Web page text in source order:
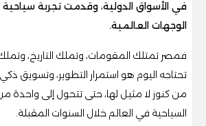
في الأسواق الدولية، وقدمت تجربة
الوجهات العالمية.
فمصر تمتلك المقومات، وتملك التاريخ،
تحتاجه اليوم هو استمرار التطوير، وتسويق
من كنوز لا مثيل لها، حتى تتحول إلى واحدة
السياحية في العالم خلال السنوات المقبلة.